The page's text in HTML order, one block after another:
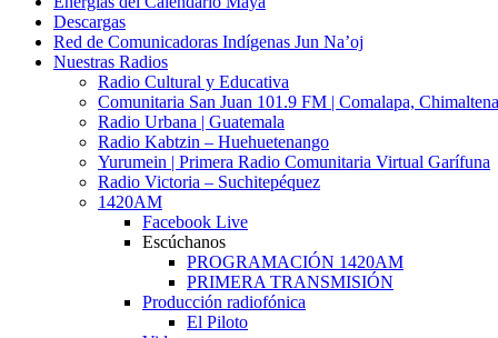
Descargas
Red de Comunicadoras Indígenas Jun Na’oj
Nuestras Radios
Radio Cultural y Educativa
Comunitaria San Juan 101.9 FM | Comalapa,
Radio Urbana | Guatemala
Radio Kabtzin – Huehuetenango
Yurumein | Primera Radio Comunitaria Virtual Garífuna
Radio Victoria – Suchitepéquez
1420AM
Facebook Live
Escúchanos
PROGRAMACIÓN 1420AM
PRIMERA TRANSMISIÓN
Producción radiofónica
El Piloto